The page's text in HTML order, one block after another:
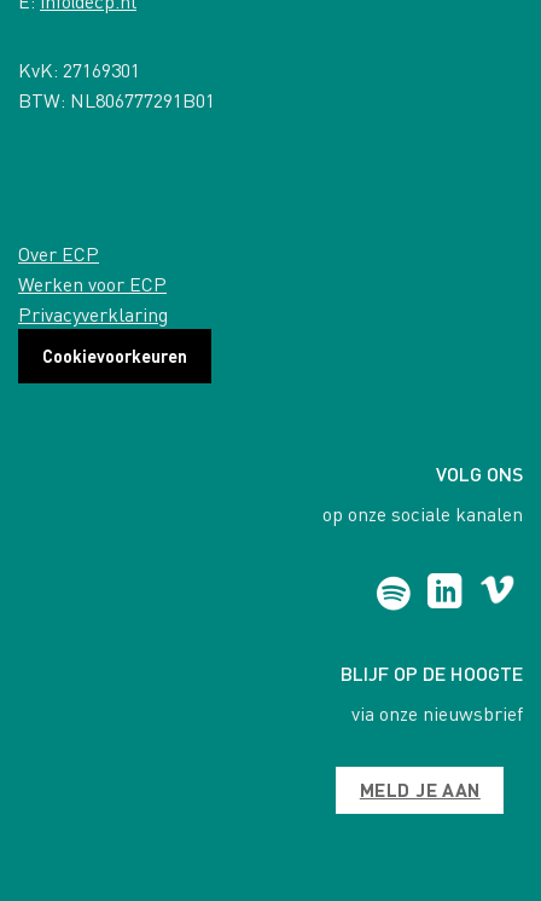
KvK: 27169301
BTW: NL806777291B01
Over ECP
Werken voor ECP
Privacyverklaring
Cookievoorkeuren
VOLG ONS
op onze sociale kanalen
BLIJF OP DE HOOGTE
via onze nieuwsbrief
MELD JE AAN